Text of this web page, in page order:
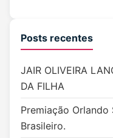
Posts recentes
JAIR OLIVEIRA
DA FILHA
Premiação
Brasileiro.